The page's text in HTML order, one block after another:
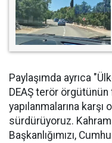
Paylaşımda ayrıca
DEAŞ terör
yapılanmalarına karşı
sürdürüyoruz.
Başkanlığımızı,